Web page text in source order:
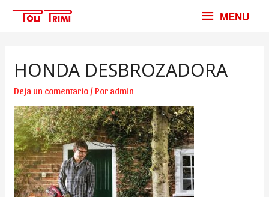
MENU
MENU
HONDA DESBROZADORA
Deja un comentario / Por admin